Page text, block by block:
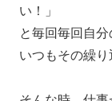
い！」
と毎回毎回自分
いつもその繰り